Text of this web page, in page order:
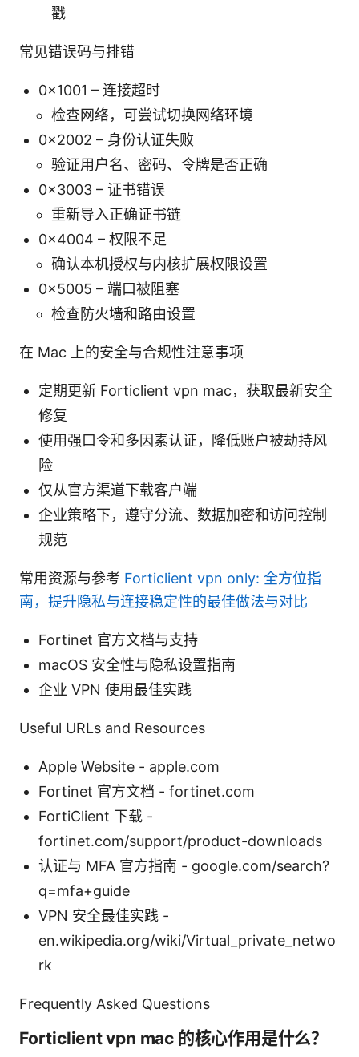
戳
常见错误码与排错
0x1001 – 连接超时
检查网络，可尝试切换网络环境
0x2002 – 身份认证失败
验证用户名、密码、令牌是否正确
0x3003 – 证书错误
重新导入正确证书链
0x4004 – 权限不足
确认本机授权与内核扩展权限设置
0x5005 – 端口被阻塞
检查防火墙和路由设置
在 Mac 上的安全与合规性注意事项
定期更新 Forticlient vpn mac，获取最新安全
修复
使用强口令和多因素认证，降低账户被劫持风
险
仅从官方渠道下载客户端
企业策略下，遵守分流、数据加密和访问控制
规范
常用资源与参考 Forticlient vpn only: 全方位指
南，提升隐私与连接稳定性的最佳做法与对比
Fortinet 官方文档与支持
macOS 安全性与隐私设置指南
企业 VPN 使用最佳实践
Useful URLs and Resources
Apple Website - apple.com
Fortinet 官方文档 - fortinet.com
FortiClient 下载 -
fortinet.com/support/product-downloads
认证与 MFA 官方指南 - google.com/search?
q=mfa+guide
VPN 安全最佳实践 -
en.wikipedia.org/wiki/Virtual_private_netwo
rk
Frequently Asked Questions
Forticlient vpn mac 的核心作用是什么？